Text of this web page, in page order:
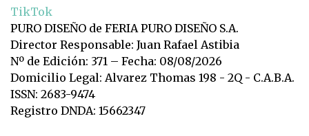
TikTok
PURO DISEÑO de FERIA PURO DISEÑO S.A.
Director Responsable: Juan Rafael Astibia
Nº de Edición: 371 – Fecha: 08/08/2026
Domicilio Legal: Alvarez Thomas 198 - 2Q - C.A.B.A.
ISSN: 2683-9474
Registro DNDA: 15662347